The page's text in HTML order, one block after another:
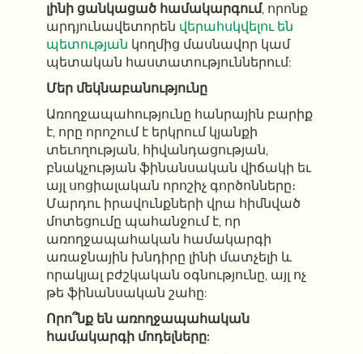
լինի ցանկացած համակարգում, որոնք
արդյունավետորեն վերահսկվելու են
պետության կողմից մասնավոր կամ
պետական ​​հաստատություններում:
Մեր մեկնաբանությունը
Առողջապահությունը հանրային բարիք
է, որը որոշում է երկրում կյանքի
տեւողության, հիվանդացության,
բնակչության ֆինանսական վիճակի եւ
այլ սոցիալական որոշիչ գործոնները։
Մարդու իրավունքների վրա հիմնված
մոտեցումը պահանջում է, որ
առողջապահական համակարգի
առաջնային խնդիրը լինի մատչելի և
որակյալ բժշկական օգնությունը, այլ ոչ
թե ֆինանսական շահը:
Որո՞նք են առողջապահական
համակարգի մոդելները: